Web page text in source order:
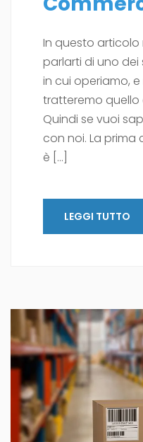
In questo articolo
parlarti di uno
in cui operiamo,
tratteremo quello
Quindi se vuoi
con noi. La
è […]
LEGGI TUTTO